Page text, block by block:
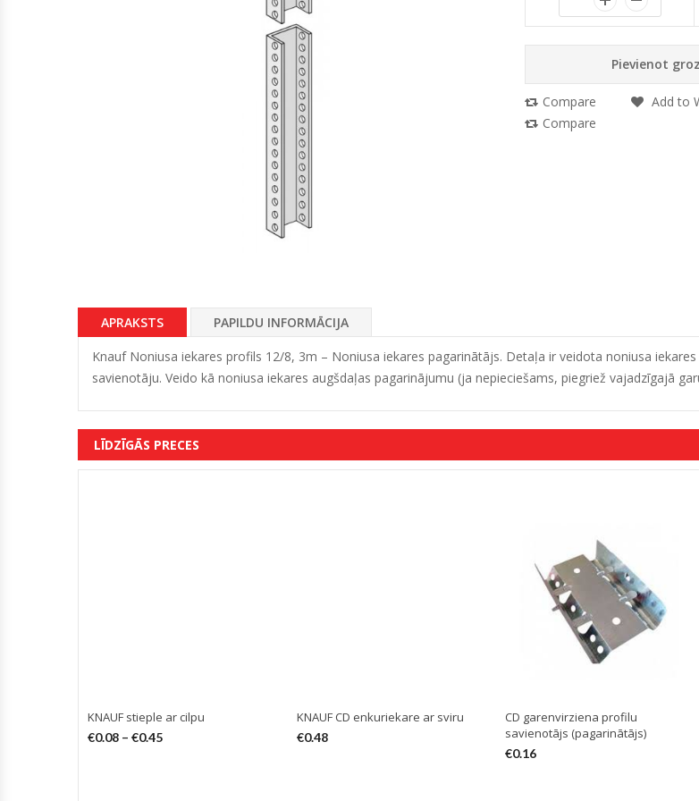
Pievienot
Compare
Add to
Compare
APRAKSTS PAPILDU INFORMĀCIJA
Knauf Noniusa iekares profils 12/8, 3m – Noniusa iekares pagarinātājs. Detaļa ir veidota noniusa
savienotāju. Veido kā noniusa iekares augšdaļas pagarinājumu (ja nepieciešams, piegriež vajadzīgajā
LĪDZĪGĀS PRECES
KNAUF stieple ar cilpu
€0.08 – €0.45
KNAUF CD enkuriekare ar sviru
€0.48
CD garenvirziena profilu
savienotājs (pagarinātājs)
€0.16